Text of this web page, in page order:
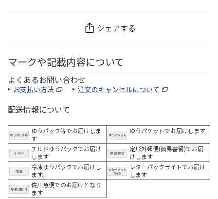
シェアする
マークや記載内容について
よくあるお問い合わせ
お支払い方法 注文のキャンセルについて
配送情報について
ゆうパック等でお届けしま
す
ゆうパケットでお届けします
チルドゆうパックでお届け
します
定形外郵便(簡易書留)でお届
けします
冷凍ゆうパックでお届けし
ます。
レターパックライトでお届け
します
佐川急便でのお届けとなり
ます